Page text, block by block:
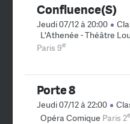
Confluence(S)
Jeudi 07/12 à 20:00
L'Athenée - Théâtre
Paris 9e
Porte 8
Jeudi 07/12 à 22:00
Opéra Comique Paris 2e